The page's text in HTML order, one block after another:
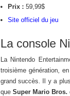
Prix : 59,99$
Site officiel du jeu
La console
La Nintendo
troisième génération,
grand succès. Il y a
que Super Mario Bros.